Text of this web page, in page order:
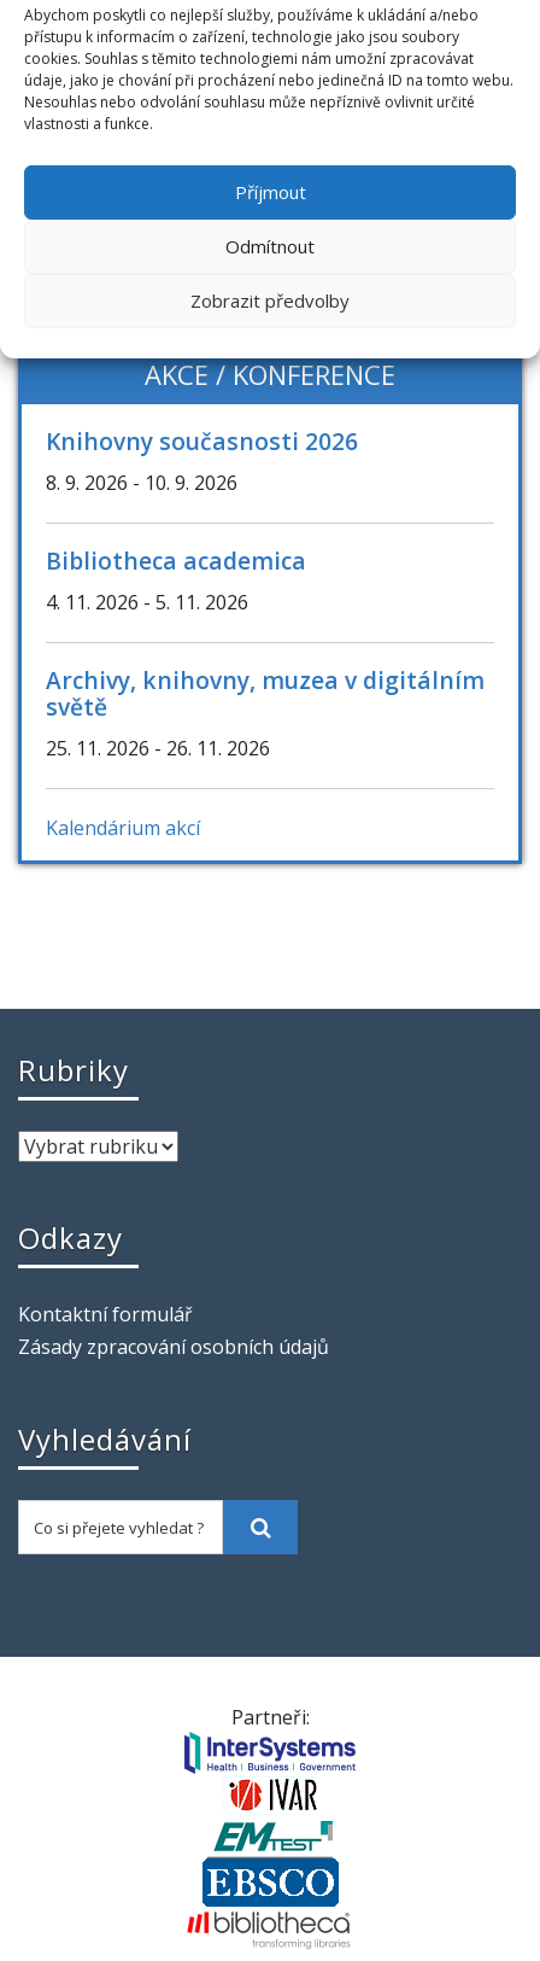
Abychom poskytli co nejlepší služby, používáme k ukládání a/nebo
přístupu k informacím o zařízení, technologie jako jsou soubory
cookies. Souhlas s těmito technologiemi nám umožní zpracovávat
údaje, jako je chování při procházení nebo jedinečná ID na tomto webu.
Nesouhlas nebo odvolání souhlasu může nepříznivě ovlivnit určité
vlastnosti a funkce.
Příjmout
Odmítnout
Zobrazit předvolby
Germicidní zářič zbaví vzduch koronaviru a
dalších nežádoucích mikroorganismů!»
AKCE / KONFERENCE
Knihovny současnosti 2026
8. 9. 2026 - 10. 9. 2026
Bibliotheca academica
4. 11. 2026 - 5. 11. 2026
Archivy, knihovny, muzea v digitálním
světě
25. 11. 2026 - 26. 11. 2026
Kalendárium akcí
Rubriky
Odkazy
Kontaktní formulář
Zásady zpracování osobních údajů
Vyhledávání
Partneři: